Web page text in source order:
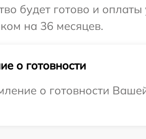
будет готово и
на 36 месяцев.
о готовности
о готовности